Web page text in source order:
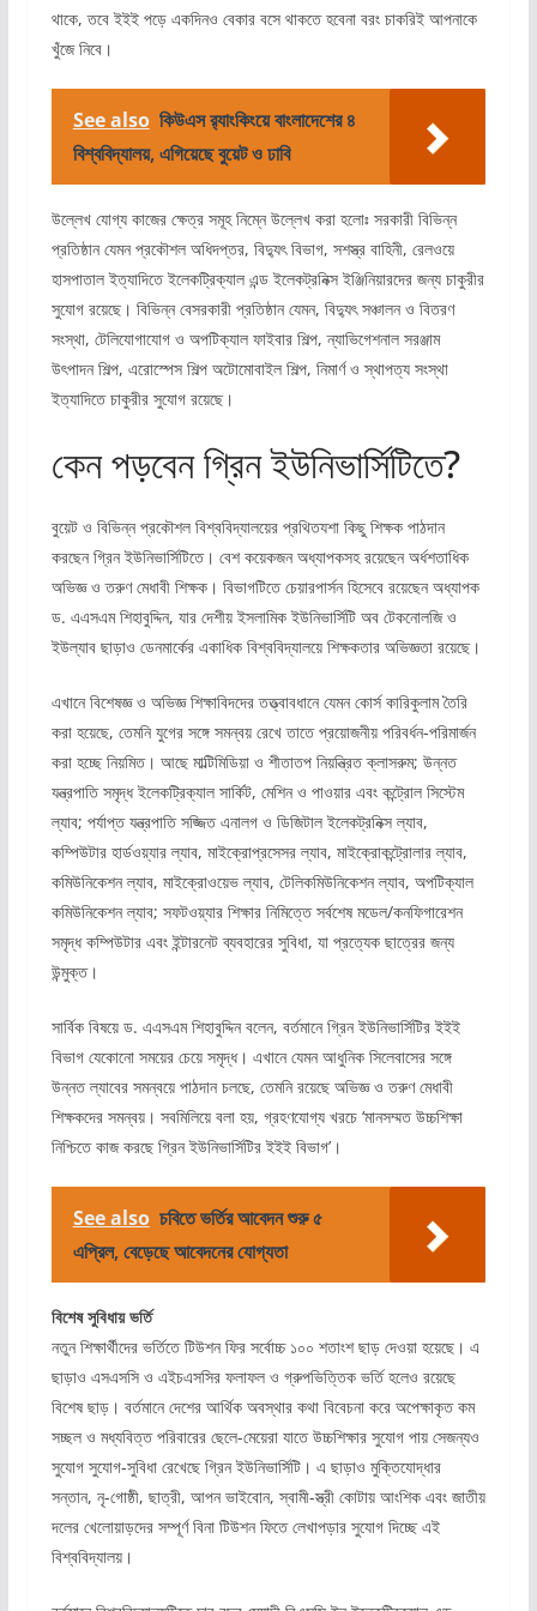
থাকে, তবে ইইই পড়ে একদিনও বেকার বসে থাকতে হবেনা বরং চাকরিই আপনাকে
খুঁজে নিবে।
See also কিউএস র‍্যাংকিংয়ে বাংলাদেশের ৪
বিশ্ববিদ্যালয়, এগিয়েছে বুয়েট ও ঢাবি
উল্লেখ যোগ্য কাজের ক্ষেত্র সমূহ ‍নিম্নে উল্লেখ করা হলোঃ সরকারী বিভিন্ন
প্রতিষ্ঠান যেমন প্রকৌশল অধিদপ্তর, বিদ্যুৎ বিভাগ, সশস্ত্র বাহিনী, রেলওয়ে
হাসপাতাল ইত্যাদিতে ইলেকট্রিক্যাল এন্ড ইলেকট্রনিক্স ইঞ্জিনিয়ারদের জন্য চাকুরীর
সুযোগ রয়েছে। বিভিন্ন বেসরকারী প্রতিষ্ঠান যেমন, বিদ্যুৎ সঞ্চালন ও বিতরণ
সংস্থা, টেলিযোগাযোগ ও অপটিক্যাল ফাইবার শিল্প, ন্যাভিগেশনাল সরঞ্জাম
উৎপাদন শিল্প, এরোস্পেস শিল্প অটোমোবাইল শিল্প, নিমার্ণ ও স্থাপত্য সংস্থা
ইত্যাদিতে চাকুরীর সুযোগ রয়েছে।
কেন পড়বেন গ্রিন ইউনিভার্সিটিতে?
বুয়েট ও বিভিন্ন প্রকৌশল বিশ্ববিদ্যালয়ের প্রথিতযশা কিছু শিক্ষক পাঠদান
করছেন গ্রিন ইউনিভার্সিটিতে। বেশ কয়েকজন অধ্যাপকসহ রয়েছেন অর্ধশতাধিক
অভিজ্ঞ ও তরুণ মেধাবী শিক্ষক। বিভাগটিতে চেয়ারপার্সন হিসেবে রয়েছেন অধ্যাপক
ড. এএসএম শিহাবুদ্দিন, যার দেশীয় ইসলামিক ইউনিভার্সিটি অব টেকনোলজি ও
ইউল্যাব ছাড়াও ডেনমার্কের একাধিক বিশ্ববিদ্যালয়ে শিক্ষকতার অভিজ্ঞতা রয়েছে।
এখানে বিশেষজ্ঞ ও অভিজ্ঞ শিক্ষাবিদদের তত্ত্বাবধানে যেমন কোর্স কারিকুলাম তৈরি
করা হয়েছে, তেমনি যুগের সঙ্গে সমন্বয় রেখে তাতে প্রয়োজনীয় পরিবর্ধন-পরিমার্জন
করা হচ্ছে নিয়মিত। আছে মাল্টিমিডিয়া ও শীতাতপ নিয়ন্ত্রিত ক্লাসরুম; উন্নত
যন্ত্রপাতি সমৃদ্ধ ইলেকট্রিক্যাল সার্কিট, মেশিন ও পাওয়ার এবং কন্ট্রোল সিস্টেম
ল্যাব; পর্যাপ্ত যন্ত্রপাতি সজ্জিত এনালগ ও ডিজিটাল ইলেকট্রনিক্স ল্যাব,
কম্পিউটার হার্ডওয়্যার ল্যাব, মাইক্রোপ্রসেসর ল্যাব, মাইক্রোকন্ট্রোলার ল্যাব,
কমিউনিকেশন ল্যাব, মাইক্রোওয়েভ ল্যাব, টেলিকমিউনিকেশন ল্যাব, অপটিক্যাল
কমিউনিকেশন ল্যাব; সফটওয়্যার শিক্ষার নিমিত্তে সর্বশেষ মডেল/কনফিগারেশন
সমৃদ্ধ কম্পিউটার এবং ইন্টারনেট ব্যবহারের সুবিধা, যা প্রত্যেক ছাত্রের জন্য
উন্মুক্ত।
সার্বিক বিষয়ে ড. এএসএম শিহাবুদ্দিন বলেন, বর্তমানে গ্রিন ইউনিভার্সিটির ইইই
বিভাগ যেকোনো সময়ের চেয়ে সমৃদ্ধ। এখানে যেমন আধুনিক সিলেবাসের সঙ্গে
উন্নত ল্যাবের সমন্বয়ে পাঠদান চলছে, তেমনি রয়েছে অভিজ্ঞ ও তরুণ মেধাবী
শিক্ষকদের সমন্বয়। সবমিলিয়ে বলা হয়, গ্রহণযোগ্য খরচে ‘মানসম্মত উচ্চশিক্ষা
নিশ্চিতে কাজ করছে গ্রিন ইউনিভার্সিটির ইইই বিভাগ’।
See also চবিতে ভর্তির আবেদন শুরু ৫
এপ্রিল, বেড়েছে আবেদনের যোগ্যতা
বিশেষ সুবিধায় ভর্তি
নতুন শিক্ষার্থীদের ভর্তিতে টিউশন ফির সর্বোচ্চ ১০০ শতাংশ ছাড় দেওয়া হয়েছে। এ
ছাড়াও এসএসসি ও এইচএসসির ফলাফল ও গ্রুপভিত্তিক ভর্তি হলেও রয়েছে
বিশেষ ছাড়। বর্তমানে দেশের আর্থিক অবস্থার কথা বিবেচনা করে অপেক্ষাকৃত কম
সচ্ছল ও মধ্যবিত্ত পরিবারের ছেলে-মেয়েরা যাতে উচ্চশিক্ষার সুযোগ পায় সেজন্যও
সুযোগ সুযোগ-সুবিধা রেখেছে গ্রিন ইউনিভার্সিটি। এ ছাড়াও মুক্তিযোদ্ধার
সন্তান, নৃ-গোষ্ঠী, ছাত্রী, আপন ভাইবোন, স্বামী-স্ত্রী কোটায় আংশিক এবং জাতীয়
দলের খেলোয়াড়দের সম্পূর্ণ বিনা টিউশন ফিতে লেখাপড়ার সুযোগ দিচ্ছে এই
বিশ্ববিদ্যালয়।